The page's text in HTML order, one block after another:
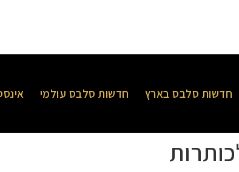
חדשות סלבס בארץ חדשות סלבס עולמי